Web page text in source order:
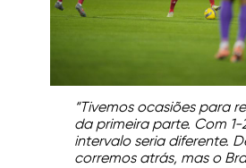
“Tivemos ocasiões para
da primeira parte. Com 1-
intervalo seria diferente.
corremos atrás, mas o